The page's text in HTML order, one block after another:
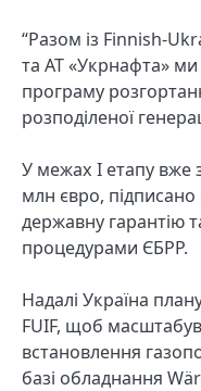
“Разом із Finnish-
та АТ «Укрнафта»
програму
розподіленої
У межах І етапу вже
млн євро, підписано
державну гарантію
процедурами ЄБРР.
Надалі Україна
FUIF, щоб
встановлення
базі обладнання